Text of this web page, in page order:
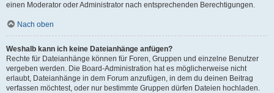
einen Moderator oder Administrator nach entsprechenden Berechtigungen.
Nach oben
Weshalb kann ich keine Dateianhänge anfügen?
Rechte für Dateianhänge können für Foren, Gruppen und einzelne Benutzer
vergeben werden. Die Board-Administration hat es möglicherweise nicht
erlaubt, Dateianhänge in dem Forum anzufügen, in dem du deinen Beitrag
verfassen möchtest, oder nur bestimmte Gruppen dürfen Dateien hochladen.